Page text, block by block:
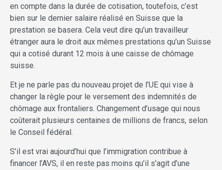
en compte dans la durée de cotisation, toutefois, c’est
bien sur le dernier salaire réalisé en Suisse que la
prestation se basera. Cela veut dire qu’un travailleur
étranger aura le droit aux mêmes prestations qu’un Suisse
qui a cotisé durant 12 mois à une caisse de chômage
suisse.
Et je ne parle pas du nouveau projet de l’UE qui vise à
changer la règle pour le versement des indemnités de
chômage aux frontaliers. Changement d’usage qui nous
coûterait plusieurs centaines de millions de francs, selon
le Conseil fédéral.
S’il est vrai aujourd’hui que l’immigration contribue à
financer l’AVS, il en reste pas moins qu’il s’agit d’une